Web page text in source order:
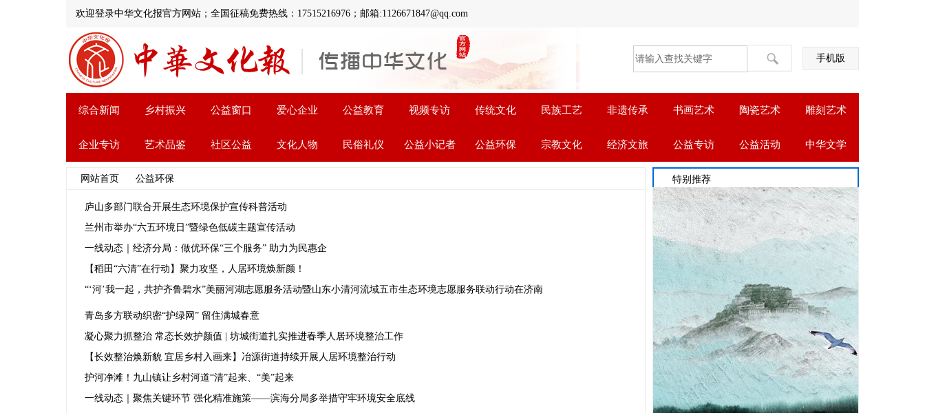
欢迎登录中华文化报官方网站；全国征稿免费热线：17515216976；邮箱:1126671847@qq.com
手机版
综合新闻 乡村振兴 公益窗口 爱心企业 公益教育 视频专访 传统文化 民族工艺 非遗传承 书画艺术 陶瓷艺术 雕刻艺术
企业专访 艺术品鉴 社区公益 文化人物 民俗礼仪 公益小记者 公益环保 宗教文化 经济文旅 公益专访 公益活动 中华文学
网站首页 公益环保
庐山多部门联合开展生态环境保护宣传科普活动
兰州市举办“六五环境日”暨绿色低碳主题宣传活动
一线动态｜经济分局：做优环保“三个服务” 助力为民惠企
【稻田“六清”在行动】聚力攻坚，人居环境焕新颜！
“‘河’我一起，共护齐鲁碧水”美丽河湖志愿服务活动暨山东小清河流域五市生态环境志愿服务联动行动在济南
青岛多方联动织密“护绿网” 留住满城春意
凝心聚力抓整治 常态长效护颜值 | 坊城街道扎实推进春季人居环境整治工作
【长效整治焕新貌 宜居乡村入画来】冶源街道持续开展人居环境整治行动
护河净滩！九山镇让乡村河道“清”起来、“美”起来
一线动态｜聚焦关键环节 强化精准施策——滨海分局多举措守牢环境安全底线
特别推荐